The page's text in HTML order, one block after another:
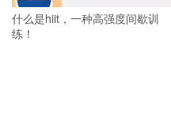
什么是hiit，一种高强度间歇训
练！